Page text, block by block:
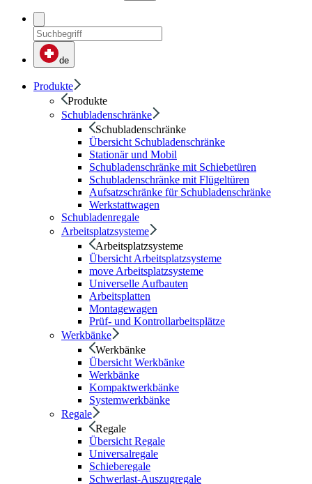
de
Produkte
Produkte
Schubladenschränke
Schubladenschränke
Übersicht Schubladenschränke
Stationär und Mobil
Schubladenschränke mit Schiebetüren
Schubladenschränke mit Flügeltüren
Aufsatzschränke für Schubladenschränke
Werkstattwagen
Schubladenregale
Arbeitsplatzsysteme
Arbeitsplatzsysteme
Übersicht Arbeitsplatzsysteme
move Arbeitsplatzsysteme
Universelle Aufbauten
Arbeitsplatten
Montagewagen
Prüf- und Kontrollarbeitsplätze
Werkbänke
Werkbänke
Übersicht Werkbänke
Werkbänke
Kompaktwerkbänke
Systemwerkbänke
Regale
Regale
Übersicht Regale
Universalregale
Schieberegale
Schwerlast-Auszugregale